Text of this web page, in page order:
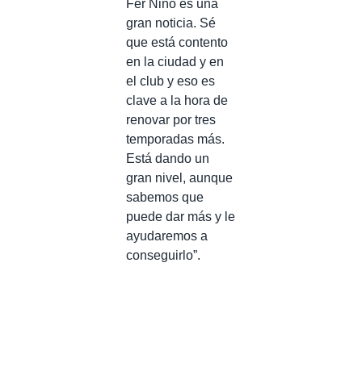
Fer Niño es una
gran noticia. Sé
que está contento
en la ciudad y en
el club y eso es
clave a la hora de
renovar por tres
temporadas más.
Está dando un
gran nivel, aunque
sabemos que
puede dar más y le
ayudaremos a
conseguirlo”.